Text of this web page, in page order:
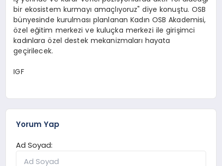
bir ekosistem kurmayı amaçlıyoruz" diye konuştu. OSB
bünyesinde kurulması planlanan Kadın OSB Akademisi,
özel eğitim merkezi ve kuluçka merkezi ile girişimci
kadınlara özel destek mekanizmaları hayata
geçirilecek.
IGF
Yorum Yap
Ad Soyad: